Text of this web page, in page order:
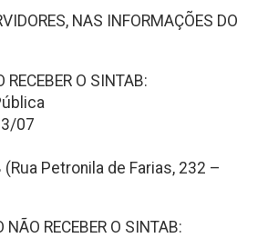
NAS INFORMAÇÕES DO
RECEBER O SINTAB:
07
(Rua Petronila de Farias, 232 –
NÃO RECEBER O SINTAB: